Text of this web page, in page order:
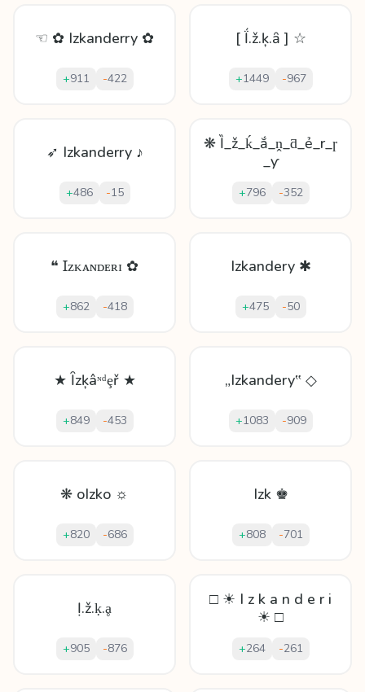
☜ ✿ Izkanderry ✿
+911 -422
[ Ḯ.ž.ķ.ȃ ] ☆
+1449 -967
➶ Izkanderry ♪
+486 -15
❋ Ȉ_ž_ḱ_ắ_ṋ_ƌ_ẻ_r_ɼ
_ƴ
+796 -352
❝ Ɪᴢᴋᴀɴᴅᴇʀɪ ✿
+862 -418
Izkandery ✱
+475 -50
★ Ȋzķâᶰᵈȩř ★
+849 -453
„Izkandery‟ ◇
+1083 -909
❋ oIzko ☼
+820 -686
Izk ♚
+808 -701
Ị.ž.ḳ.ḁ
+905 -876
□ ☀ I z k a n d e r i
☀ □
+264 -261